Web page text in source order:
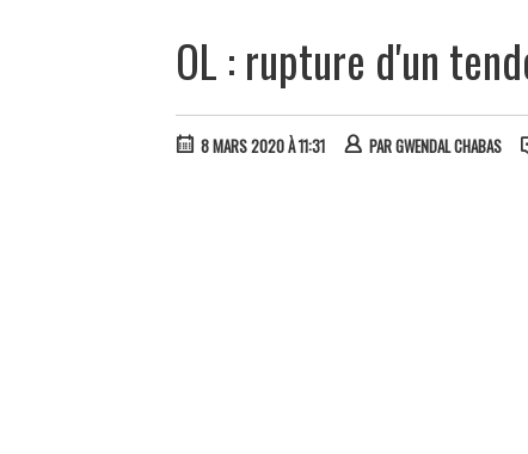
OL : rupture d'un
8 MARS 2020 À 11:31 PARGWENDAL CHABAS